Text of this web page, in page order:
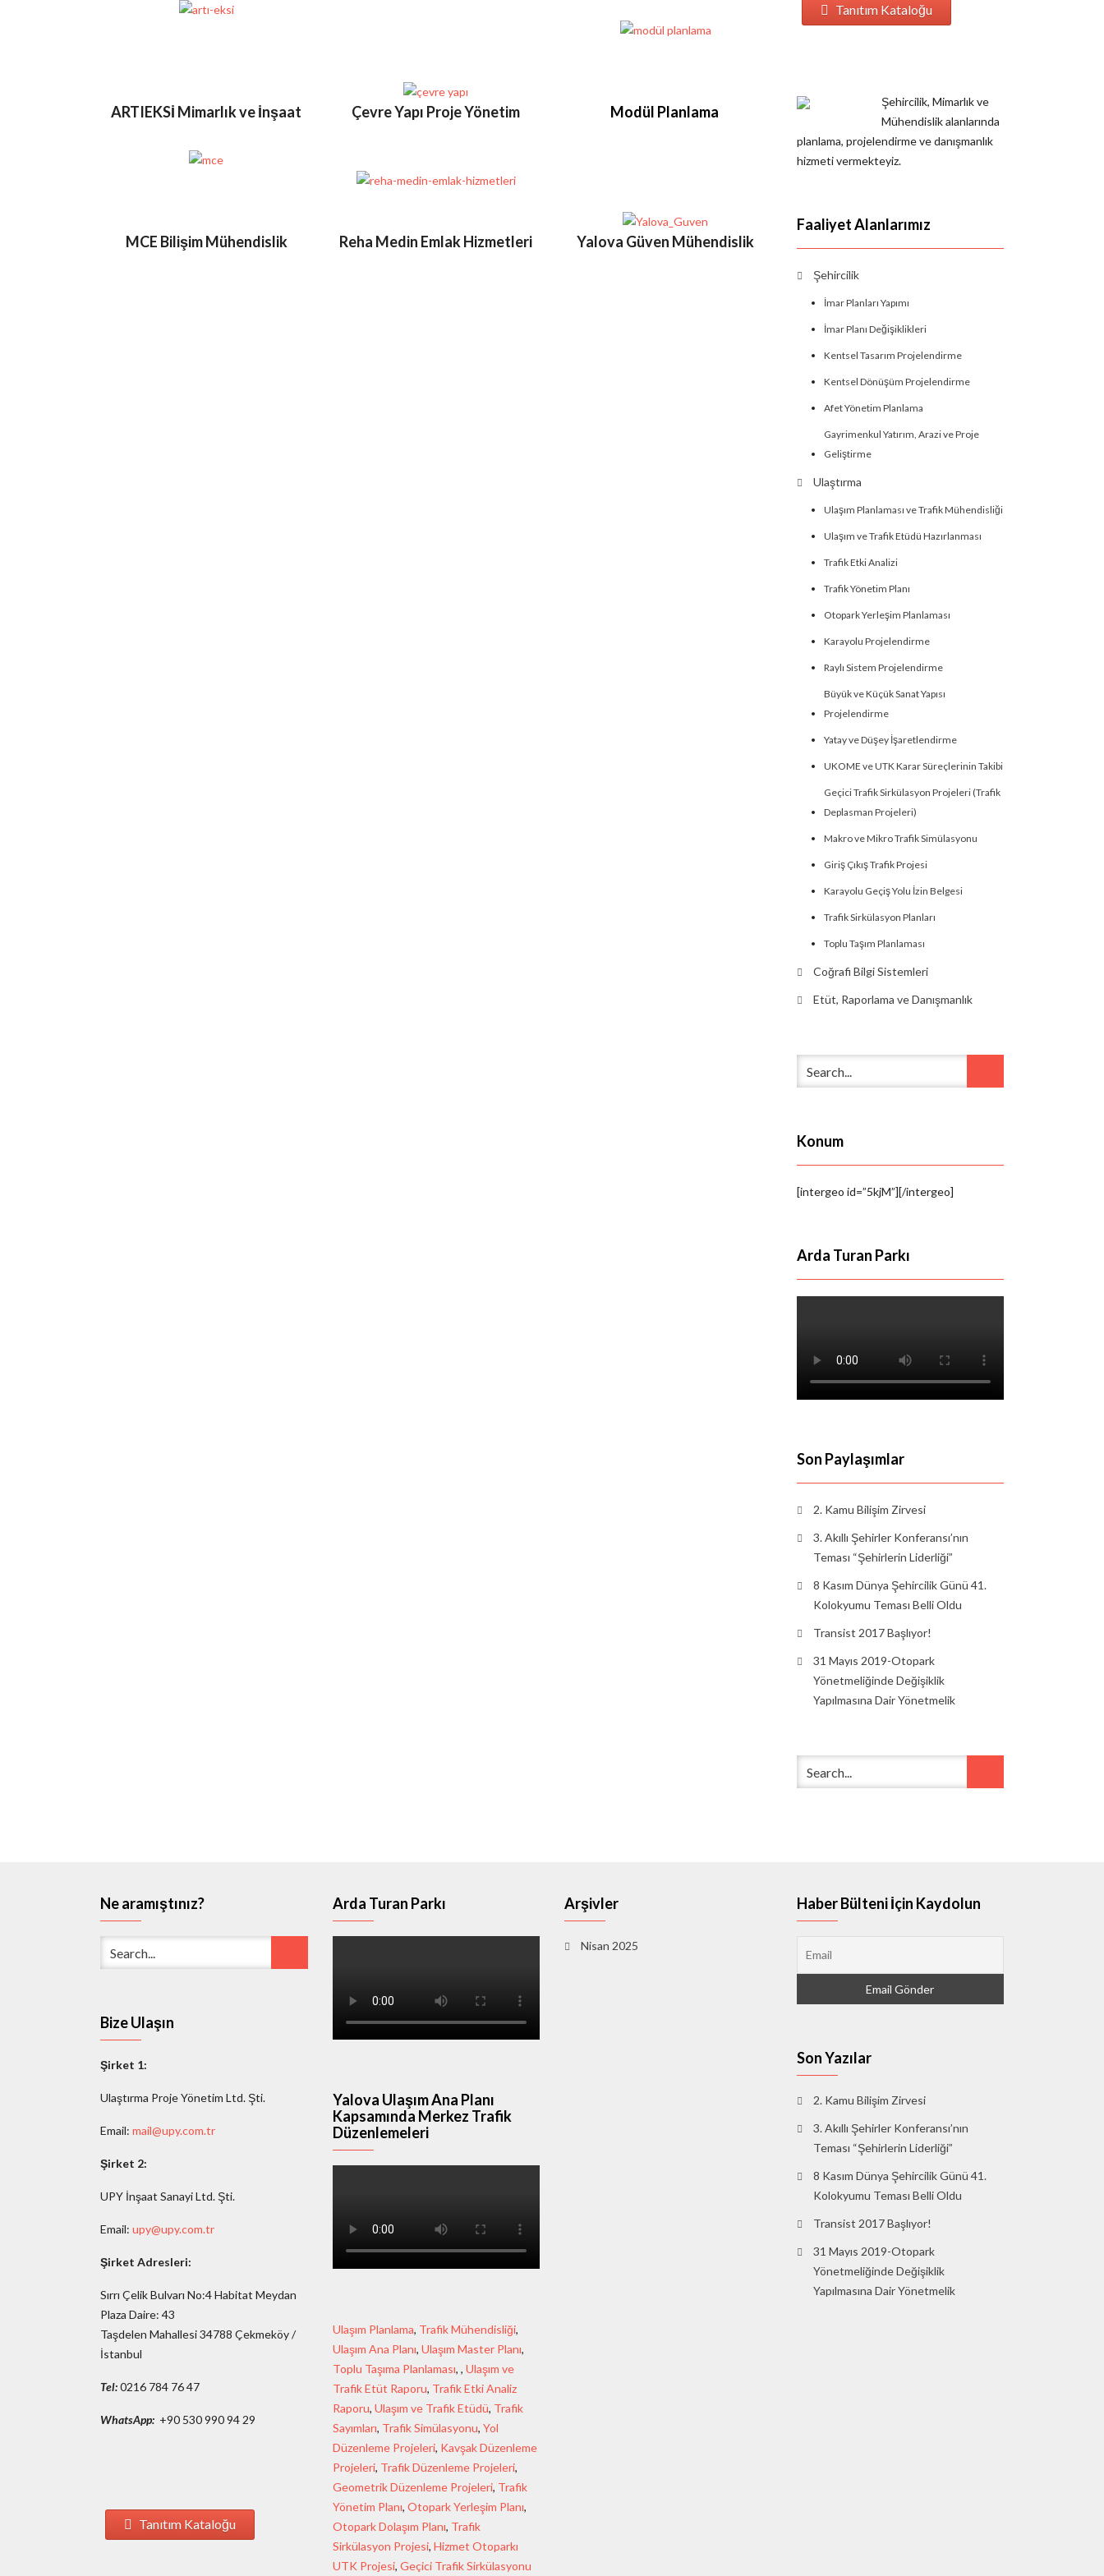
ARTIEKSİ Mimarlık ve İnşaat Çevre Yapı Proje Yönetim Modül Planlama
MCE Bilişim Mühendislik Reha Medin Emlak Hizmetleri Yalova Güven Mühendislik
Tanıtım Kataloğu
Şehircilik, Mimarlık ve
Mühendislik alanlarında
planlama, projelendirme ve danışmanlık
hizmeti vermekteyiz.
Faaliyet Alanlarımız
Şehircilik
İmar Planları Yapımı
İmar Planı Değişiklikleri
Kentsel Tasarım Projelendirme
Kentsel Dönüşüm Projelendirme
Afet Yönetim Planlama
Gayrimenkul Yatırım, Arazi ve Proje
Geliştirme
Ulaştırma
Ulaşım Planlaması ve Trafik Mühendisliği
Ulaşım ve Trafik Etüdü Hazırlanması
Trafik Etki Analizi
Trafik Yönetim Planı
Otopark Yerleşim Planlaması
Karayolu Projelendirme
Raylı Sistem Projelendirme
Büyük ve Küçük Sanat Yapısı
Projelendirme
Yatay ve Düşey İşaretlendirme
UKOME ve UTK Karar Süreçlerinin Takibi
Geçici Trafik Sirkülasyon Projeleri (Trafik
Deplasman Projeleri)
Makro ve Mikro Trafik Simülasyonu
Giriş Çıkış Trafik Projesi
Karayolu Geçiş Yolu İzin Belgesi
Trafik Sirkülasyon Planları
Toplu Taşım Planlaması
Coğrafi Bilgi Sistemleri
Etüt, Raporlama ve Danışmanlık
Konum
[intergeo id=”5kjM”][/intergeo]
Arda Turan Parkı
Son Paylaşımlar
2. Kamu Bilişim Zirvesi
3. Akıllı Şehirler Konferansı’nın
Teması “Şehirlerin Liderliği”
8 Kasım Dünya Şehircilik Günü 41.
Kolokyumu Teması Belli Oldu
Transist 2017 Başlıyor!
31 Mayıs 2019-Otopark
Yönetmeliğinde Değişiklik
Yapılmasına Dair Yönetmelik
Ne aramıştınız?
Bize Ulaşın
Şirket 1:
Ulaştırma Proje Yönetim Ltd. Şti.
Email: mail@upy.com.tr
Şirket 2:
UPY İnşaat Sanayi Ltd. Şti.
Email: upy@upy.com.tr
Şirket Adresleri:
Sırrı Çelik Bulvarı No:4 Habitat Meydan
Plaza Daire: 43
Taşdelen Mahallesi 34788 Çekmeköy /
İstanbul
Tel:0216 784 76 47
WhatsApp: +90 530 990 94 29
Tanıtım Kataloğu
Arda Turan Parkı
Yalova Ulaşım Ana Planı
Kapsamında Merkez Trafik
Düzenlemeleri
Ulaşım Planlama, Trafik Mühendisliği,
Ulaşım Ana Planı, Ulaşım Master Planı,
Toplu Taşıma Planlaması, , Ulaşım ve
Trafik Etüt Raporu, Trafik Etki Analiz
Raporu, Ulaşım ve Trafik Etüdü, Trafik
Sayımları, Trafik Simülasyonu, Yol
Düzenleme Projeleri, Kavşak Düzenleme
Projeleri, Trafik Düzenleme Projeleri,
Geometrik Düzenleme Projeleri, Trafik
Yönetim Planı, Otopark Yerleşim Planı,
Otopark Dolaşım Planı, Trafik
Sirkülasyon Projesi, Hizmet Otoparkı
UTK Projesi, Geçici Trafik Sirkülasyonu
Arşivler
Nisan 2025
Haber Bülteni İçin Kaydolun
Son Yazılar
2. Kamu Bilişim Zirvesi
3. Akıllı Şehirler Konferansı’nın
Teması “Şehirlerin Liderliği”
8 Kasım Dünya Şehircilik Günü 41.
Kolokyumu Teması Belli Oldu
Transist 2017 Başlıyor!
31 Mayıs 2019-Otopark
Yönetmeliğinde Değişiklik
Yapılmasına Dair Yönetmelik